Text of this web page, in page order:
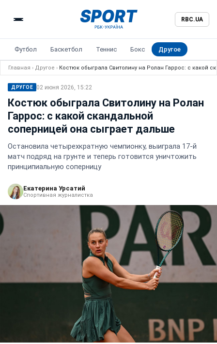
RBC.UA
Футбол Баскетбол Теннис Бокс Другое
Главная › Другое › Костюк обыграла Свитолину на Ролан Гаррос: с какой
ДРУГОЕ 02 июня 2026, 15:22
Костюк обыграла Свитолину на Ролан
Гаррос: с какой скандальной
соперницей она сыграет дальше
Остановила четырехкратную чемпионку, выиграла 17-й
матч подряд на грунте и теперь готовится уничтожить
принципиальную соперницу
Екатерина Урсатий
Спортивная журналистка